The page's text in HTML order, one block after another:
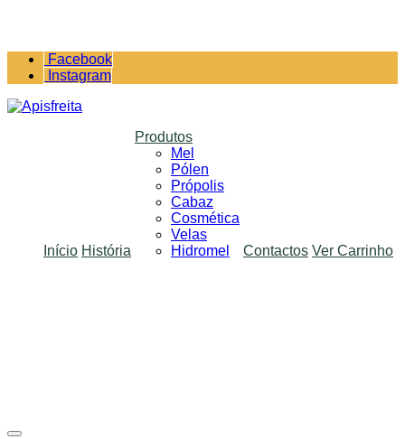
Facebook
Instagram
Início História
Produtos
Mel
Pólen
Própolis
Cabaz
Cosmética
Velas
Hidromel
Contactos Ver Carrinho